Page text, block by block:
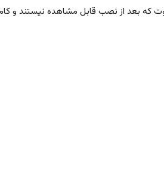
که بعد از نصب قابل مشاهده نیستند و